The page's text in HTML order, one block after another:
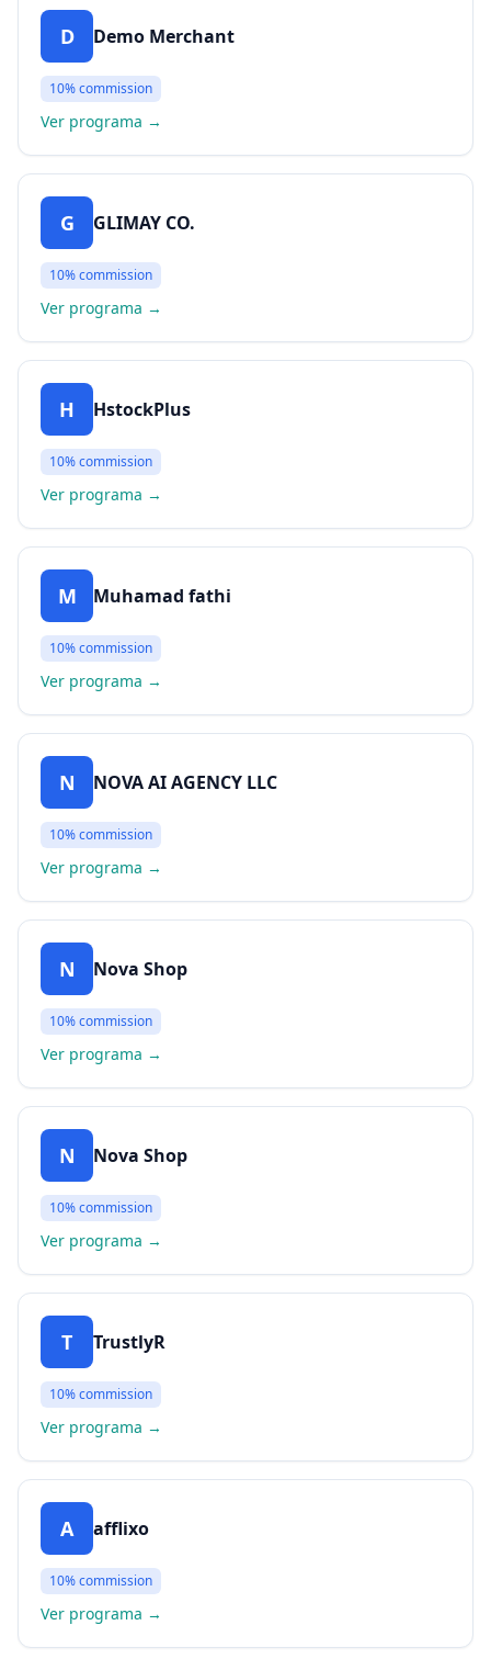
D Demo Merchant
10%commission
Ver programa →
G GLIMAY CO.
10%commission
Ver programa →
H HstockPlus
10%commission
Ver programa →
M Muhamad fathi
10%commission
Ver programa →
N NOVA AI AGENCY LLC
10%commission
Ver programa →
N Nova Shop
10%commission
Ver programa →
N Nova Shop
10%commission
Ver programa →
T TrustlyR
10%commission
Ver programa →
A afflixo
10%commission
Ver programa →